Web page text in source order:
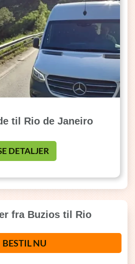
til Rio de Janeiro
DETALJER
fra Buzios til Rio
BESTIL NU